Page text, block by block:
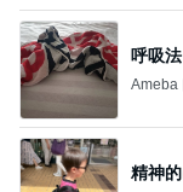
汚れ
Ameba
甲羅